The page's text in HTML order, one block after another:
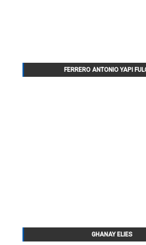
FERRERO ANTONIO YAPI
GHANAY ELIES